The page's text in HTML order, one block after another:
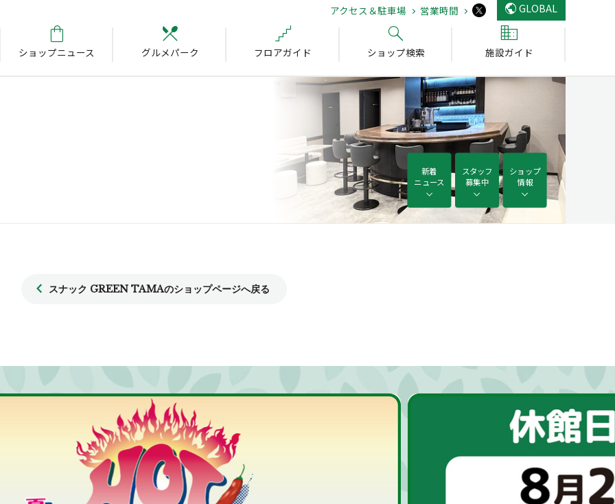
アクセス＆駐車場 営業時間 GLOBAL
ショップニュース グルメパーク フロアガイド ショップ検索 施設ガイド
新着
ニュース
スタッフ
募集中
ショップ
情報
スナック GREEN TAMAのショップページへ戻る